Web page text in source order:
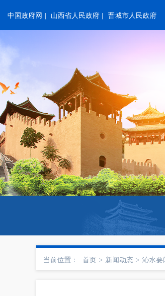
中国政府网 山西省人民政府 晋城市人民政府
当前位置： 首页 > 新闻动态 > 沁水要